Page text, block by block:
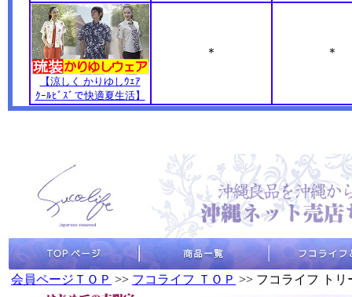
【涼しく かりゆしｳｪｱ
ｸｰﾙﾋﾞｽﾞで快適夏生活】
＊ ＊
会員ページＴＯＰ >> フコライフ ＴＯＰ >> フコライフ ト